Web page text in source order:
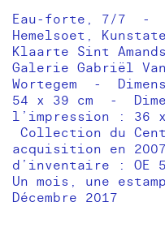
Eau-forte, 7/7 -
Hemelsoet,
Klaarte Sint
Galerie Gabriël Van
Wortegem -
54 x 39 cm -
l’impression : 36
Collection du
acquisition en
d’inventaire : OE
Un mois, une
Décembre 2017